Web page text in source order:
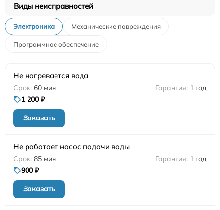
Виды неисправностей
Электроника Механические повреждения
Программное обеспечение
Не нагревается вода
60 мин
1 год
1 200 ₽
Заказать
Не работает насос подачи воды
85 мин
1 год
900 ₽
Заказать